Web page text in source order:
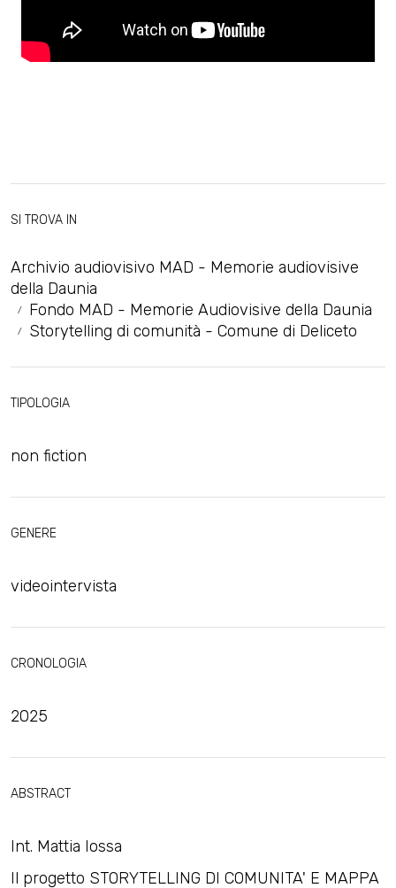
SI TROVA IN
Archivio audiovisivo MAD - Memorie audiovisive
della Daunia
Fondo MAD - Memorie Audiovisive della Daunia
Storytelling di comunità - Comune di Deliceto
TIPOLOGIA
non fiction
GENERE
videointervista
CRONOLOGIA
2025
ABSTRACT
Int. Mattia Iossa
Il progetto STORYTELLING DI COMUNITA' E MAPPA